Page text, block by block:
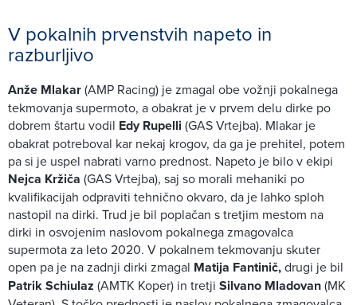
V pokalnih prvenstvih napeto in
razburljivo
Anže Mlakar(AMP Racing) je zmagal obe vožnji pokalnega
tekmovanja supermoto, a obakrat je v prvem delu dirke po
dobrem štartu vodil Edy Rupelli (GAS Vrtejba). Mlakar je
obakrat potreboval kar nekaj krogov, da ga je prehitel, potem
pa si je uspel nabrati varno prednost. Napeto je bilo v ekipi
Nejca Kržiča (GAS Vrtejba), saj so morali mehaniki po
kvalifikacijah odpraviti tehnično okvaro, da je lahko sploh
nastopil na dirki. Trud je bil poplačan s tretjim mestom na
dirki in osvojenim naslovom pokalnega zmagovalca
supermota za leto 2020. V pokalnem tekmovanju skuter
open pa je na zadnji dirki zmagal Matija Fantinič,drugi je bil
Patrik Schiulaz (AMTK Koper) in tretji Silvano Mladovan(MK